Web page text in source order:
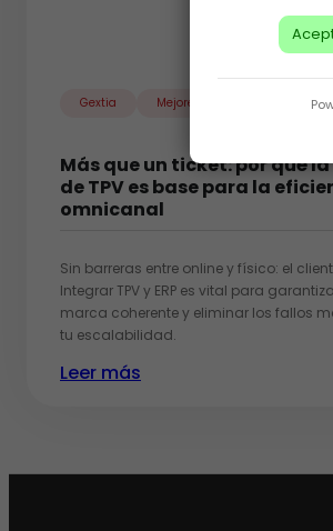
Gextia Mejores prácticas
Más que un ticket: por qué
de TPV es base para la
omnicanal
Sin barreras entre online y físico: el
Integrar TPV y ERP es vital para
marca coherente y eliminar los fallos
tu escalabilidad.
Leer más